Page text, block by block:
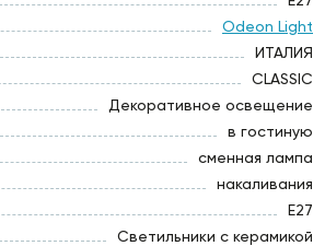
Odeon Light
ИТАЛИЯ
CLASSIC
Декоративное освещение
в гостиную
сменная лампа
накаливания
E27
Светильники с керамикой